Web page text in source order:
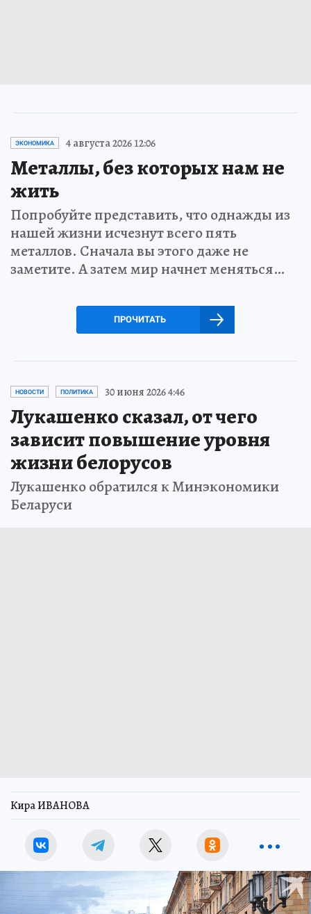
ЭКОНОМИКА 4 августа 2026 12:06
Металлы, без которых нам не
жить
Попробуйте представить, что однажды из
нашей жизни исчезнут всего пять
металлов. Сначала вы этого даже не
заметите. А затем мир начнет меняться…
ПРОЧИТАТЬ
НОВОСТИ ПОЛИТИКА 30 июня 2026 4:46
Лукашенко сказал, от чего
зависит повышение уровня
жизни белорусов
Лукашенко обратился к Минэкономики
Беларуси
Кира ИВАНОВА